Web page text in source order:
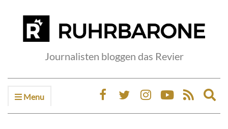
Journalisten bloggen das Revier
Menu